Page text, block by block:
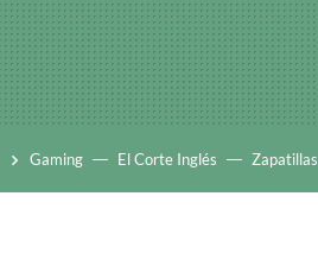
Gaming El Corte Inglés Zapatillas